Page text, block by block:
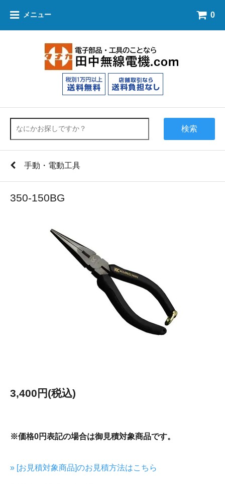
メニュー 0
検索
手動・電動工具
350-150BG
3,400円(税込)
※価格0円表記の場合は御見積対象商品です。
» [お見積対象商品]のお見積方法はこちら